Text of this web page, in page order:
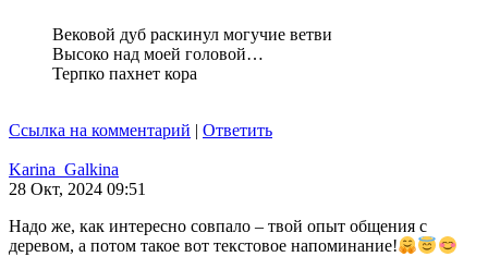
Вековой дуб раскинул могучие ветви
Высоко над моей головой…
Терпко пахнет кора
Ссылка на комментарий | Ответить
Karina_Galkina
28 Окт, 2024 09:51
Надо же, как интересно совпало – твой опыт общения с
деревом, а потом такое вот текстовое напоминание!